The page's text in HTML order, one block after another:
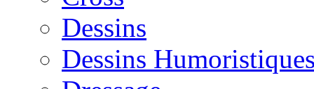
Dessins
Dessins